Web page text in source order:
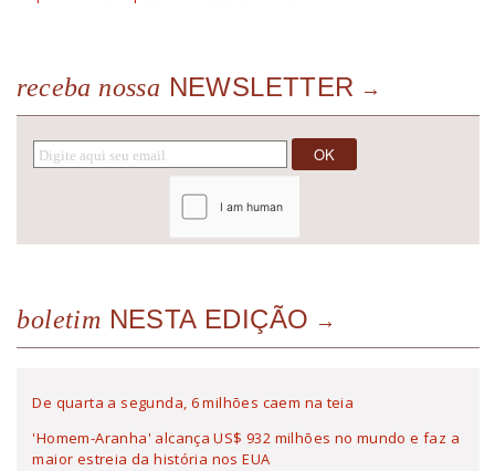
receba nossa NEWSLETTER
boletim NESTA EDIÇÃO
De quarta a segunda, 6 milhões caem na teia
'Homem-Aranha' alcança US$ 932 milhões no mundo e faz a
maior estreia da história nos EUA